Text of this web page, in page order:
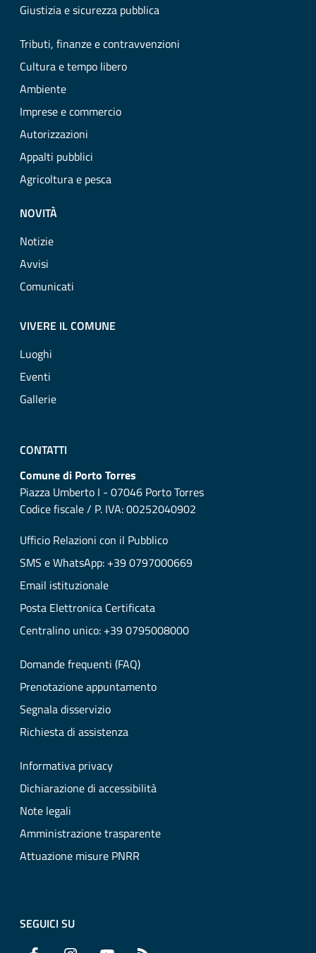
Giustizia e sicurezza pubblica
Tributi, finanze e contravvenzioni
Cultura e tempo libero
Ambiente
Imprese e commercio
Autorizzazioni
Appalti pubblici
Agricoltura e pesca
NOVITÀ
Notizie
Avvisi
Comunicati
VIVERE IL COMUNE
Luoghi
Eventi
Gallerie
CONTATTI
Comune di Porto Torres
Piazza Umberto I - 07046 Porto Torres
Codice fiscale / P. IVA: 00252040902
Ufficio Relazioni con il Pubblico
SMS e WhatsApp: +39 0797000669
Email istituzionale
Posta Elettronica Certificata
Centralino unico: +39 0795008000
Domande frequenti (FAQ)
Prenotazione appuntamento
Segnala disservizio
Richiesta di assistenza
Informativa privacy
Dichiarazione di accessibilità
Note legali
Amministrazione trasparente
Attuazione misure PNRR
SEGUICI SU